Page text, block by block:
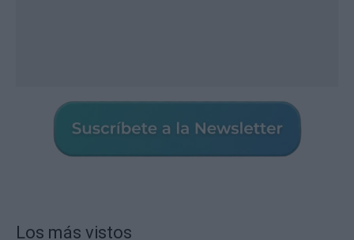
Los más vistos